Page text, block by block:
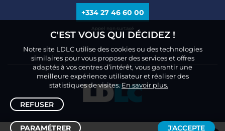
+334 27 46 60 00
Appel non surtaxé
C'EST VOUS QUI DÉCIDEZ !
Notre site LDLC utilise des cookies ou des technologies
similaires pour vous proposer des services et offres
adaptés à vos centres d’intérêt, vous garantir une
meilleure expérience utilisateur et réaliser des
statistiques de visites.En savoir plus.
REFUSER
PARAMÉTRER J'ACCEPTE